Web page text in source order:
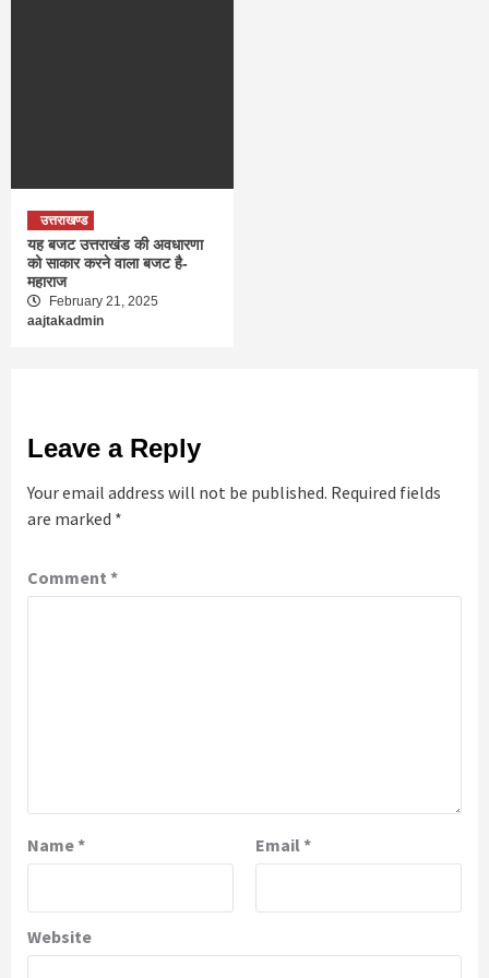
उत्तराखण्ड
यह बजट उत्तराखंड की अवधारणा
को साकार करने वाला बजट है-
महाराज
February 21, 2025
aajtakadmin
Leave a Reply
Your email address will not be published. Required fields
are marked *
Comment *
Name* Email*
Website